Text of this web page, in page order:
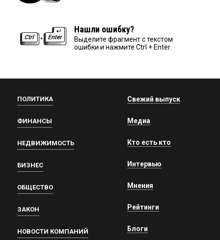
Нашли ошибку?
Выделите фрагмент с текстом
ошибки и нажмите Ctrl + Enter.
ПОЛИТИКА
ФИНАНСЫ
НЕДВИЖИМОСТЬ
БИЗНЕС
ОБЩЕСТВО
ЗАКОН
НОВОСТИ КОМПАНИЙ
Свежий выпуск
Медиа
Кто есть кто
Интервью
Мнения
Рейтинги
Блоги